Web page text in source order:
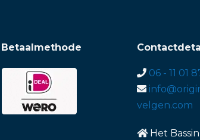
Betaalmethode
06 - 11 01
velgen.com
Het